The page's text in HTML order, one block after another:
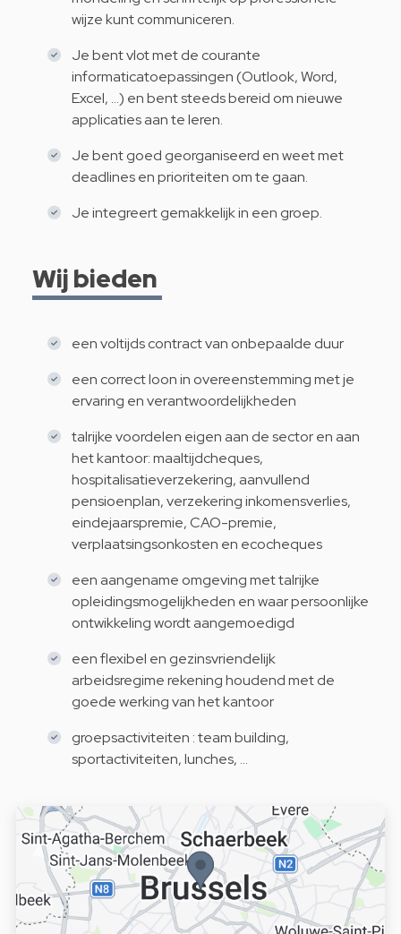
wijze kunt communiceren.
Je bent vlot met de courante
informaticatoepassingen (Outlook, Word,
Excel, …) en bent steeds bereid om nieuwe
applicaties aan te leren.
Je bent goed georganiseerd en weet met
deadlines en prioriteiten om te gaan.
Je integreert gemakkelijk in een groep.
Wij bieden
een voltijds contract van onbepaalde duur
een correct loon in overeenstemming met je
ervaring en verantwoordelijkheden
talrijke voordelen eigen aan de sector en aan
het kantoor: maaltijdcheques,
hospitalisatieverzekering, aanvullend
pensioenplan, verzekering inkomensverlies,
eindejaarspremie, CAO-premie,
verplaatsingsonkosten en ecocheques
een aangename omgeving met talrijke
opleidingsmogelijkheden en waar persoonlijke
ontwikkeling wordt aangemoedigd
een flexibel en gezinsvriendelijk
arbeidsregime rekening houdend met de
goede werking van het kantoor
groepsactiviteiten : team building,
sportactiviteiten, lunches, …